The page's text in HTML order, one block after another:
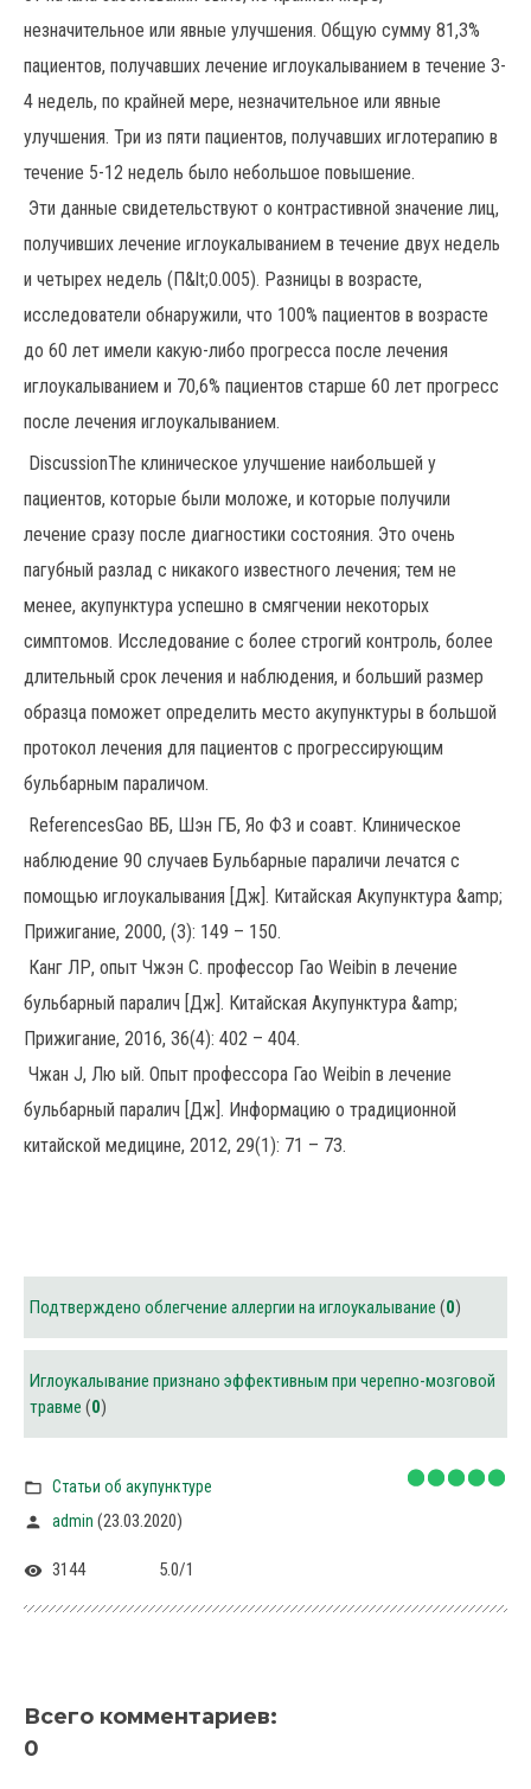
незначительное или явные улучшения. Общую сумму 81,3%
пациентов, получавших лечение иглоукалыванием в течение 3-
4 недель, по крайней мере, незначительное или явные
улучшения. Три из пяти пациентов, получавших иглотерапию в
течение 5-12 недель было небольшое повышение.
Эти данные свидетельствуют о контрастивной значение лиц,
получивших лечение иглоукалыванием в течение двух недель
и четырех недель (П&lt;0.005). Разницы в возрасте,
исследователи обнаружили, что 100% пациентов в возрасте
до 60 лет имели какую-либо прогресса после лечения
иглоукалыванием и 70,6% пациентов старше 60 лет прогресс
после лечения иглоукалыванием.
DiscussionThe клиническое улучшение наибольшей у
пациентов, которые были моложе, и которые получили
лечение сразу после диагностики состояния. Это очень
пагубный разлад с никакого известного лечения; тем не
менее, акупунктура успешно в смягчении некоторых
симптомов. Исследование с более строгий контроль, более
длительный срок лечения и наблюдения, и больший размер
образца поможет определить место акупунктуры в большой
протокол лечения для пациентов с прогрессирующим
бульбарным параличом.
ReferencesGao ВБ, Шэн ГБ, Яо ФЗ и соавт. Клиническое
наблюдение 90 случаев Бульбарные параличи лечатся с
помощью иглоукалывания [Дж]. Китайская Акупунктура &amp;
Прижигание, 2000, (3): 149 – 150.
Канг ЛР, опыт Чжэн С. профессор Гао Weibin в лечение
бульбарный паралич [Дж]. Китайская Акупунктура &amp;
Прижигание, 2016, 36(4): 402 – 404.
Чжан J, Лю ый. Опыт профессора Гао Weibin в лечение
бульбарный паралич [Дж]. Информацию о традиционной
китайской медицине, 2012, 29(1): 71 – 73.
Подтверждено облегчение аллергии на иглоукалывание (0)
Иглоукалывание признано эффективным при черепно-мозговой
травме (0)
Статьи об акупунктуре
admin (23.03.2020)
3144 5.0/1
Всего комментариев:
0